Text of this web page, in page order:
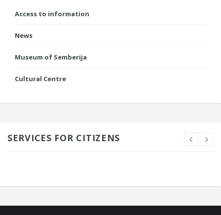
Access to information
News
Museum of Semberija
Cultural Centre
SERVICES FOR CITIZENS